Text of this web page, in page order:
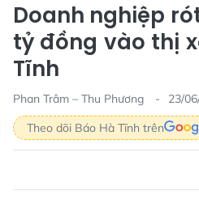
Doanh nghiệp
tỷ đồng vào thị
Tĩnh
Phan Trâm – Thu Phương
23/
Theo dõi Báo Hà Tĩnh trên